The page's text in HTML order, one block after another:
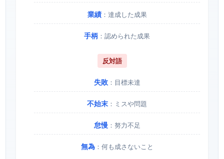
業績：達成した成果
手柄 ：認められた成果
反対語
失敗：目標未達
不始末 ：ミスや問題
怠慢 ：努力不足
無為：何も成さないこと